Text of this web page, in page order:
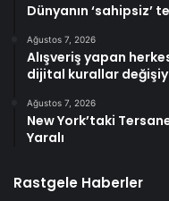
Dünyanın ‘sahipsiz’
Ağustos 7, 2026
Alışveriş yapan
dijital kurallar
Ağustos 7, 2026
New York’taki
Yaralı
Rastgele Haberler